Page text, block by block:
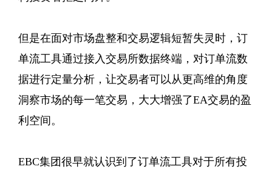
但是在面对市场盘整和交易逻辑短暂失灵时，订
单流工具通过接入交易所数据终端，对订单流数
据进行定量分析，让交易者可以从更高维的角度
洞察市场的每一笔交易，大大增强了EA交易的盈
利空间。
EBC集团很早就认识到了订单流工具对于所有投